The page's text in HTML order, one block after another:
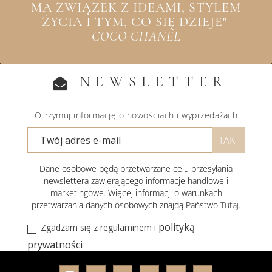
MA ZWIĄZEK Z IDEAMI, STYLEM
ŻYCIA I TYM, CO SIĘ DZIEJE"
COCO CHANEL
NEWSLETTER
Otrzymuj informację o nowościach i wyprzedażach
Dane osobowe będą przetwarzane celu przesyłania
newslettera zawierającego informacje handlowe i
marketingowe. Więcej informacji o warunkach
przetwarzania danych osobowych znajdą Państwo Tutaj.
Zgadzam się z regulaminem i polityką
prywatności